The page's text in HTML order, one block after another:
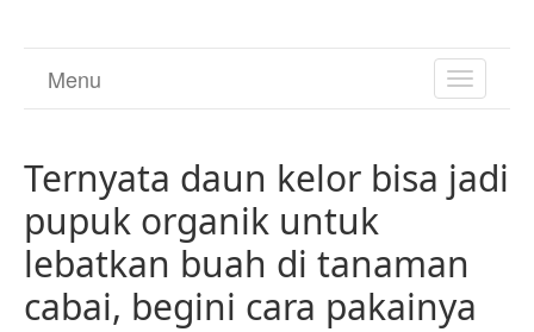
TOGGLE
Menu
Ternyata daun kelor bisa jadi
pupuk organik untuk
lebatkan buah di tanaman
cabai, begini cara pakainya